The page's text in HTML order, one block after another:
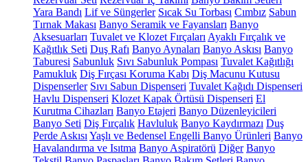
Yara Bandı Lif ve Süngerler Sıcak Su Torbası Cımbız Sabun
Tırnak Makası Banyo Seramik ve Fayansları Banyo
Aksesuarları Tuvalet ve Klozet Fırçaları Ayaklı Fırçalık ve
Kağıtlık Seti Duş Rafı Banyo Aynaları Banyo Askısı Banyo
Taburesi Sabunluk Sıvı Sabunluk Pompası Tuvalet Kağıtlığı
Pamukluk Diş Fırçası Koruma Kabı Diş Macunu Kutusu
Dispenserler Sıvı Sabun Dispenseri Tuvalet Kağıdı Dispenseri
Havlu Dispenseri Klozet Kapak Örtüsü Dispenseri El
Kurutma Cihazları Banyo Etajeri Banyo Düzenleyicileri
Banyo Seti Diş Fırçalık Havluluk Banyo Kaydırmazı Duş
Perde Askısı Yaşlı ve Bedensel Engelli Banyo Ürünleri Banyo
Havalandırma ve Isıtma Banyo Aspiratörü Diğer Banyo